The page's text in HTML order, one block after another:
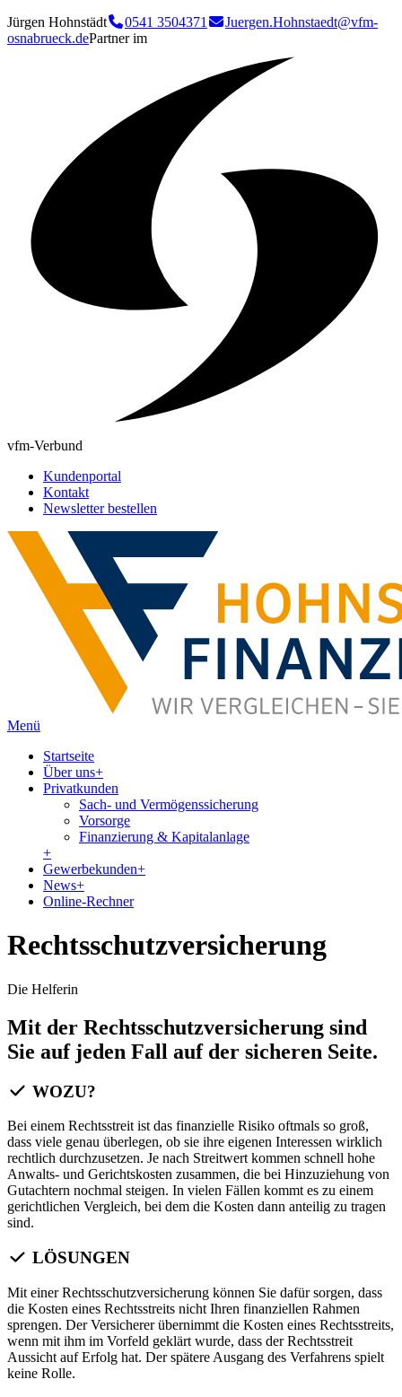
Jürgen Hohnstädt 0541 3504371
Juergen.Hohnstaedt@vfm-
osnabrueck.dePartner im
vfm-Verbund
Kundenportal
Kontakt
Newsletter bestellen
Menü
Startseite
Über uns+
Privatkunden
Sach- und Vermögenssicherung
Vorsorge
Finanzierung & Kapitalanlage
+
Gewerbekunden+
News+
Online-Rechner
Rechtsschutzversicherung
Die Helferin
Mit der Rechtsschutzversicherung sind
Sie auf jeden Fall auf der sicheren Seite.
WOZU?
Bei einem Rechtsstreit ist das finanzielle Risiko oftmals so groß,
dass viele genau überlegen, ob sie ihre eigenen Interessen wirklich
rechtlich durchzusetzen. Je nach Streitwert kommen schnell hohe
Anwalts- und Gerichtskosten zusammen, die bei Hinzuziehung von
Gutachtern nochmal steigen. In vielen Fällen kommt es zu einem
gerichtlichen Vergleich, bei dem die Kosten dann anteilig zu tragen
sind.
LÖSUNGEN
Mit einer Rechtsschutzversicherung können Sie dafür sorgen, dass
die Kosten eines Rechtsstreits nicht Ihren finanziellen Rahmen
sprengen. Der Versicherer übernimmt die Kosten eines Rechtsstreits,
wenn mit ihm im Vorfeld geklärt wurde, dass der Rechtsstreit
Aussicht auf Erfolg hat. Der spätere Ausgang des Verfahrens spielt
keine Rolle.